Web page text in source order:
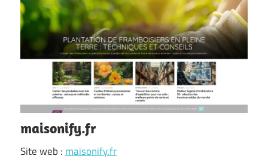
maisonify.fr
Site web : maisonify.fr